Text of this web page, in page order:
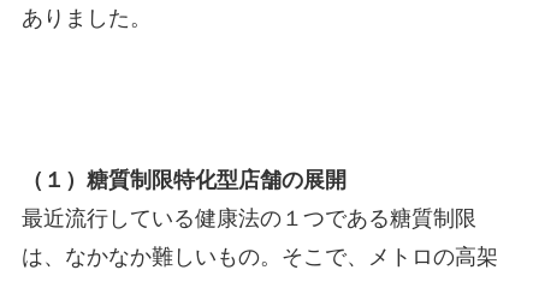
ありました。
（１）糖質制限特化型店舗の展開
最近流行している健康法の１つである糖質制限
は、なかなか難しいもの。そこで、メトロの高架